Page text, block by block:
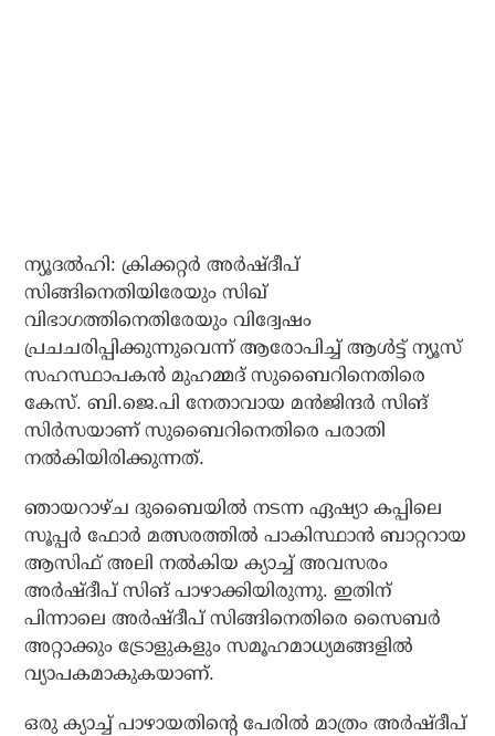
ന്യൂദല്‍ഹി: ക്രിക്കറ്റര്‍ അര്‍ഷ്ദീപ്
സിങ്ങിനെതിയിരേയും സിഖ്
വിഭാഗത്തിനെതിരേയും വിദ്വേഷം
പ്രചചരിപ്പിക്കുന്നുവെന്ന് ആരോപിച്ച് ആള്‍ട്ട് ന്യൂസ്
സഹസ്ഥാപകന്‍ മുഹമ്മദ് സുബൈറിനെതിരെ
കേസ്. ബി.ജെ.പി നേതാവായ മന്‍ജിന്ദര്‍ സിങ്
സിര്‍സയാണ് സുബൈറിനെതിരെ പരാതി
നല്‍കിയിരിക്കുന്നത്.
ഞായറാഴ്ച ദുബൈയില്‍ നടന്ന ഏഷ്യാ കപ്പിലെ
സൂപ്പര്‍ ഫോര്‍ മത്സരത്തില്‍ പാകിസ്ഥാന്‍ ബാറ്ററായ
ആസിഫ് അലി നല്‍കിയ ക്യാച്ച് അവസരം
അര്‍ഷ്ദീപ് സിങ് പാഴാക്കിയിരുന്നു. ഇതിന്
പിന്നാലെ അര്‍ഷ്ദീപ് സിങ്ങിനെതിരെ സൈബര്‍
അറ്റാക്കും ട്രോളുകളും സമൂഹമാധ്യമങ്ങളില്‍
വ്യാപകമാകുകയാണ്.
ഒരു ക്യാച്ച് പാഴായതിന്റെ പേരില്‍ മാത്രം അര്‍ഷ്ദീപ്